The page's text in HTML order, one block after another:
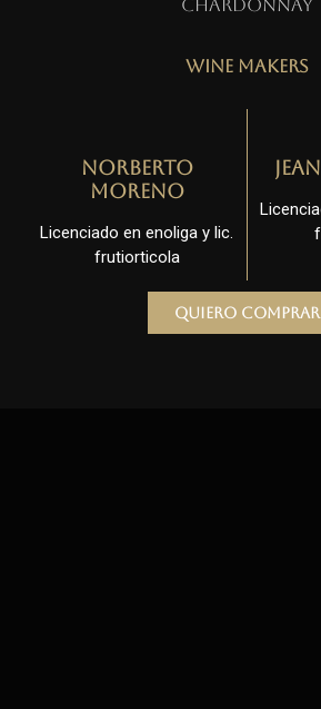
Chardonnay
Wine Makers
Norberto
Moreno
Licenciado en enoliga y lic.
frutiorticola
Quiero comprar